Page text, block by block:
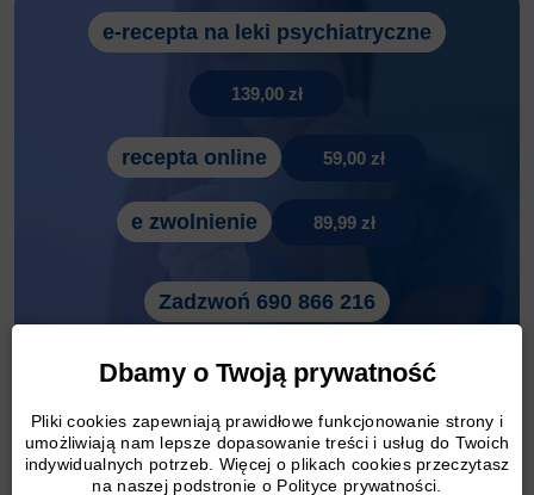
Dbamy o Twoją prywatność
Pliki cookies zapewniają prawidłowe funkcjonowanie strony i
umożliwiają nam lepsze dopasowanie treści i usług do Twoich
indywidualnych potrzeb. Więcej o plikach cookies przeczytasz
na naszej podstronie o Polityce prywatności.
e-recepta na leki psychiatryczne
139,00 zł
recepta online 59,00 zł
e zwolnienie 89,99 zł
Zadzwoń 690 866 216
Leczenie przewlekłego
zapalenia gardła